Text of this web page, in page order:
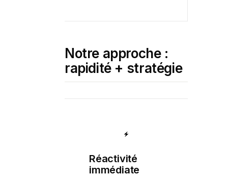
Notre approche :
rapidité + stratégie
Réactivité
immédiate